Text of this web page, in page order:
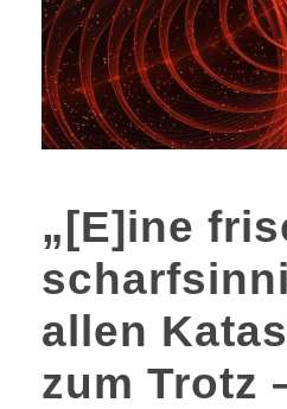
„[E]ine
allen
zum Trotz